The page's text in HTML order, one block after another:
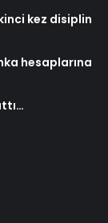
kez disiplin
hesaplarına